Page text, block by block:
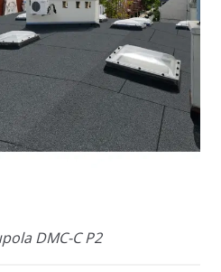
DMC-C P2